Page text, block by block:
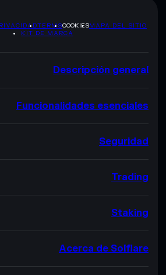
TERMSCOOKIESMAPA DEL SITIO
KIT DE MARCA
Descripción general
Funcionalidades esenciales
Seguridad
Trading
Staking
Acerca de Solflare